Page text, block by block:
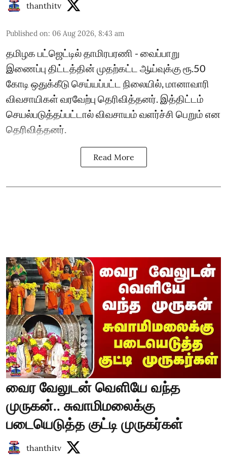
thanthitv
Published on: 06 Aug 2026, 8:43 am
தமிழக பட்ஜெட்டில் தாமிரபரணி - வைப்பாறு
இணைப்பு திட்டத்தின் முதற்கட்ட ஆய்வுக்கு ரூ.50
கோடி ஒதுக்கீடு செய்யப்பட்ட நிலையில், மானாவாரி
விவசாயிகள் வரவேற்பு தெரிவித்தனர். இத்திட்டம்
செயல்படுத்தப்பட்டால் விவசாயம் வளர்ச்சி பெறும் என
தெரிவித்தனர்.
Read More
வைர வேலுடன் வெளியே வந்த
முருகன்.. சுவாமிமலைக்கு
படையெடுத்த குட்டி முருகர்கள்
thanthitv